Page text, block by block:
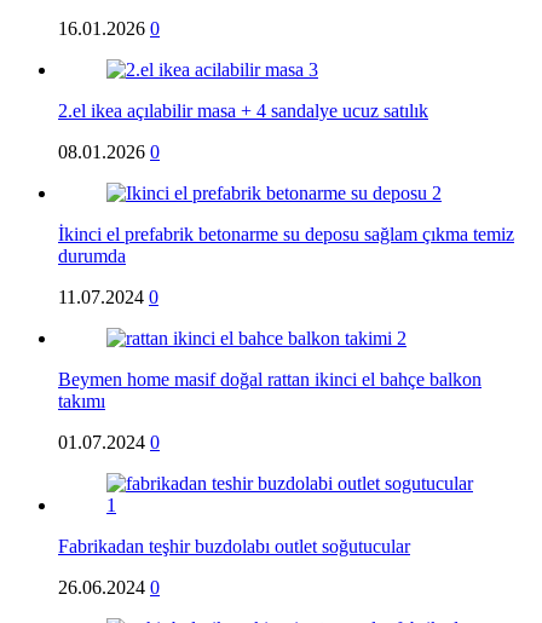
16.01.2026 0
2.el ikea açılabilir masa + 4 sandalye ucuz satılık
08.01.2026 0
İkinci el prefabrik betonarme su deposu sağlam çıkma temiz
durumda
11.07.2024 0
Beymen home masif doğal rattan ikinci el bahçe balkon
takımı
01.07.2024 0
Fabrikadan teşhir buzdolabı outlet soğutucular
26.06.2024 0